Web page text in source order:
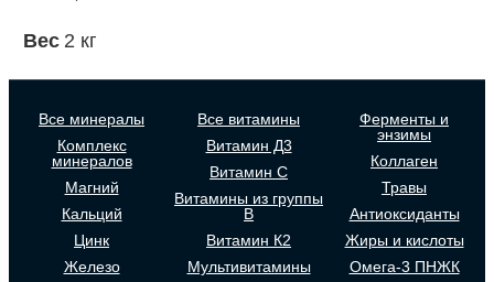
Вес 2 кг
Все минералы
Комплекс
минералов
Магний
Кальций
Цинк
Железо
Все витамины
Витамин Д3
Витамин С
Витамины из группы
В
Витамин К2
Мультивитамины
Ферменты и
энзимы
Коллаген
Травы
Антиоксиданты
Жиры и кислоты
Омега-3 ПНЖК